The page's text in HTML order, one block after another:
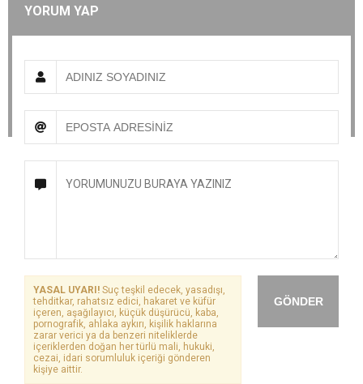
YORUM YAP
GÖNDER
YASAL UYARI! Suç teşkil edecek, yasadışı,
tehditkar, rahatsız edici, hakaret ve küfür
içeren, aşağılayıcı, küçük düşürücü, kaba,
pornografik, ahlaka aykırı, kişilik haklarına
zarar verici ya da benzeri niteliklerde
içeriklerden doğan her türlü mali, hukuki,
cezai, idari sorumluluk içeriği gönderen
kişiye aittir.